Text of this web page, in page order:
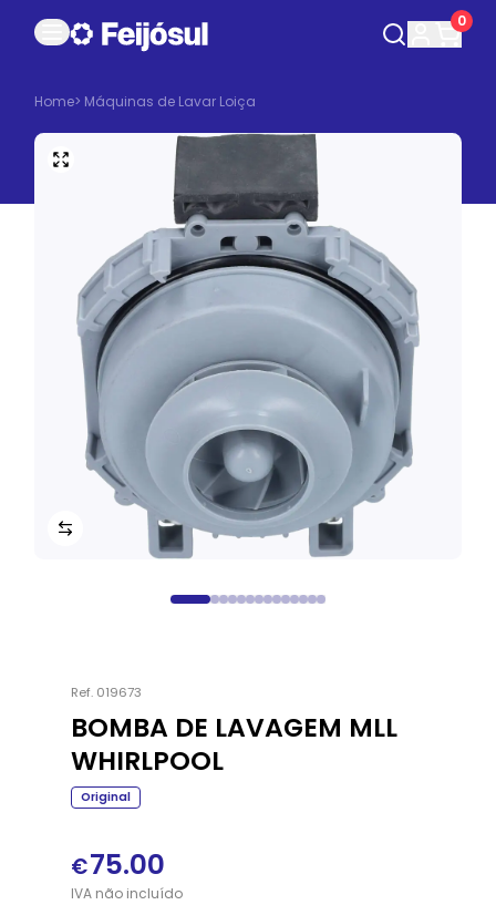
0
Home> Máquinas de Lavar Loiça
Ref. 019673
BOMBA DE LAVAGEM MLL
WHIRLPOOL
Original
€75.00
IVAnãoincluído